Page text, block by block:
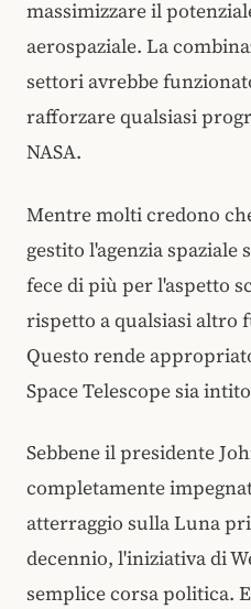
massimizzare il
aerospaziale. La
settori avrebbe
rafforzare qualsiasi
NASA.
Mentre molti credono
gestito l'agenzia spaziale
fece di più per l'aspetto
rispetto a qualsiasi altro
Questo rende
Space Telescope sia
Sebbene il presidente
completamente
atterraggio sulla Luna
decennio, l'iniziativa di
semplice corsa politica.